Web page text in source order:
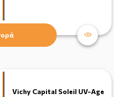
Vichy Capital Soleil UV-Age